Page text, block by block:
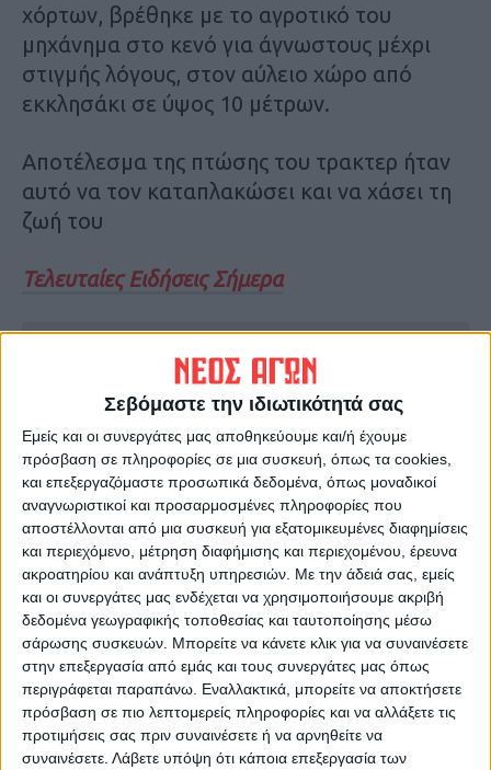
Σεβόμαστε την ιδιωτικότητά σας
Εμείς και οι συνεργάτες μας αποθηκεύουμε και/ή έχουμε
πρόσβαση σε πληροφορίες σε μια συσκευή, όπως τα cookies,
και επεξεργαζόμαστε προσωπικά δεδομένα, όπως μοναδικοί
αναγνωριστικοί και προσαρμοσμένες πληροφορίες που
αποστέλλονται από μια συσκευή για εξατομικευμένες διαφημίσεις
και περιεχόμενο, μέτρηση διαφήμισης και περιεχομένου, έρευνα
ακροατηρίου και ανάπτυξη υπηρεσιών. Με την άδειά σας, εμείς
και οι συνεργάτες μας ενδέχεται να χρησιμοποιήσουμε ακριβή
δεδομένα γεωγραφικής τοποθεσίας και ταυτοποίησης μέσω
σάρωσης συσκευών. Μπορείτε να κάνετε κλικ για να συναινέσετε
στην επεξεργασία από εμάς και τους συνεργάτες μας όπως
περιγράφεται παραπάνω. Εναλλακτικά, μπορείτε να αποκτήσετε
πρόσβαση σε πιο λεπτομερείς πληροφορίες και να αλλάξετε τις
προτιμήσεις σας πριν συναινέσετε ή να αρνηθείτε να
συναινέσετε. Λάβετε υπόψη ότι κάποια επεξεργασία των
χόρτων, βρέθηκε με το αγροτικό του
μηχάνημα στο κενό για άγνωστους μέχρι
στιγμής λόγους, στον αύλειο χώρο από
εκκλησάκι σε ύψος 10 μέτρων.
Αποτέλεσμα της πτώσης του τρακτερ ήταν
αυτό να τον καταπλακώσει και να χάσει τη
ζωή του
Τελευταίες Ειδήσεις Σήμερα
Ακολούθησε την εφημερίδα ΝΕΟΣ
ΑΓΩΝ στο Google News!
Όλες οι εξελίξεις στην περιοχή της
Καρδίτσας και ευρύτερα της Θεσσαλίας
ΠΡΟΗΓΟΥΜΕΝΟ ΑΡΘΡΟ
Στενό Πρέσινγκ 13/5/2026
ΕΠΟΜΕΝΟ ΑΡΘΡΟ
Φοιτητικές εκλογές στο
Πανεπιστήμιο Θεσσαλίας :
Τέσσερις κάλπες στήθηκαν
στον Βόλο